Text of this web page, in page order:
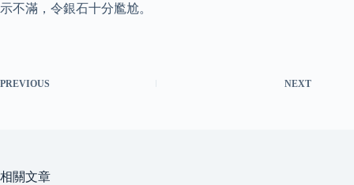
示不滿，令銀石十分尷尬。
PREVIOUS NEXT
相關文章